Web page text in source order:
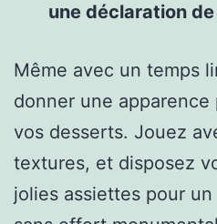
une déclaration
Même avec un temps
donner une
vos desserts. Jouez
textures, et disposez
jolies assiettes pour